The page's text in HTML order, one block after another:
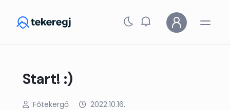
Start! :)
Főtekergő 2022.10.16.